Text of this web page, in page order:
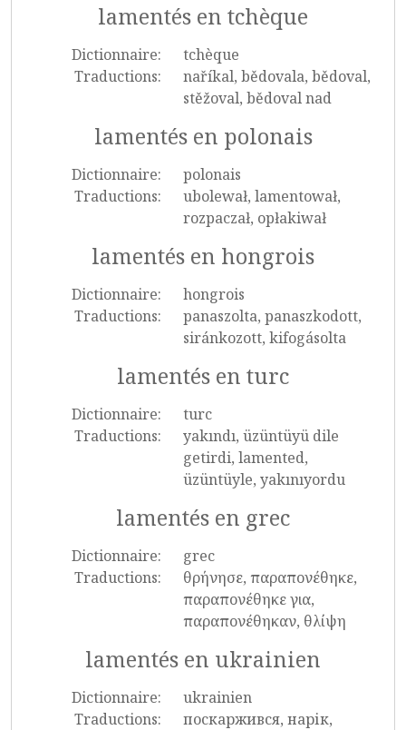
lamentés en tchèque
Dictionnaire:
tchèque
Traductions:
naříkal, bědovala, bědoval,
stěžoval, bědoval nad
lamentés en polonais
Dictionnaire:
polonais
Traductions:
ubolewał, lamentował,
rozpaczał, opłakiwał
lamentés en hongrois
Dictionnaire:
hongrois
Traductions:
panaszolta, panaszkodott,
siránkozott, kifogásolta
lamentés en turc
Dictionnaire:
turc
Traductions:
yakındı, üzüntüyü dile
getirdi, lamented,
üzüntüyle, yakınıyordu
lamentés en grec
Dictionnaire:
grec
Traductions:
θρήνησε, παραπονέθηκε,
παραπονέθηκε για,
παραπονέθηκαν, θλίψη
lamentés en ukrainien
Dictionnaire:
ukrainien
Traductions:
поскаржився, нарік,